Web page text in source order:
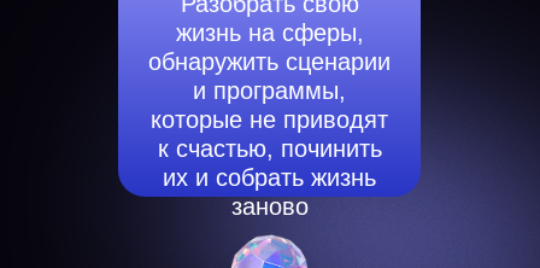
жизнь на сферы,
обнаружить сценарии
и программы,
которые не приводят
к счастью, починить
их и собрать жизнь
заново